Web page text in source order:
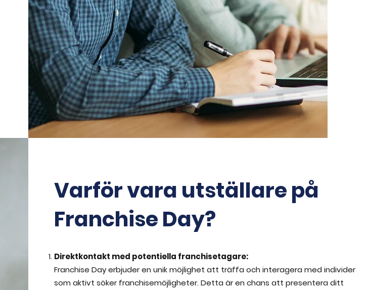
Varför vara utställare på
Franchise Day?
Direktkontakt med potentiella franchisetagare:
Franchise Day erbjuder en unik möjlighet att träffa och interagera med individer
som aktivt söker franchisemöjligheter. Detta är en chans att presentera ditt